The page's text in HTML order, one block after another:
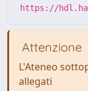
https://
Attenzione
L'Ateneo
allegati